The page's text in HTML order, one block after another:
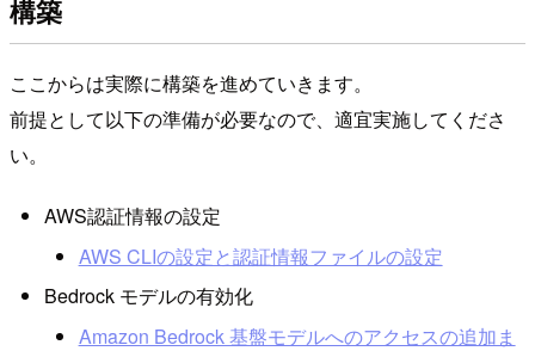
構築
ここからは実際に構築を進めていきます。
前提として以下の準備が必要なので、適宜実施してくださ
い。
AWS認証情報の設定
AWS CLIの設定と認証情報ファイルの設定
Bedrock モデルの有効化
Amazon Bedrock 基盤モデルへのアクセスの追加ま